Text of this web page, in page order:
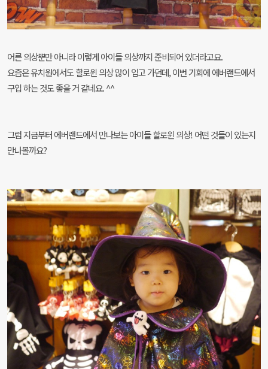
어른 의상뿐만 아니라이렇게 아이들 의상까지 준비되어 있더라고요.
요즘은 유치원에서도 할로윈 의상 많이 입고 가던데,이번 기회에에버랜드에서
구입 하는 것도 좋을 거 같네요. ^^
그럼 지금부터 에버랜드에서 만나보는 아이들 할로윈 의상! 어떤 것들이 있는지
만나볼까요?